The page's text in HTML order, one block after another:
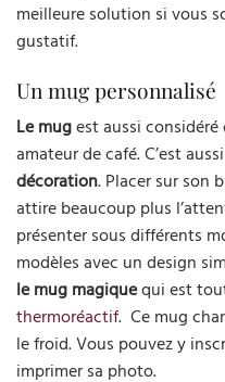
meilleure solution si vous
gustatif.
Un mug personnalisé
Le mugest aussi
amateur de café. C’est
décoration. Placer sur son
attire beaucoup plus
présenter sous différents
modèles avec un design
le mug magiquequi est
thermoréactif. Ce mug
le froid. Vous pouvez y
imprimer sa photo.